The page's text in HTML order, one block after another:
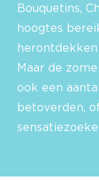
Bouquetins,
hoogtes
herontdekken
Maar de
ook een
betoverden,